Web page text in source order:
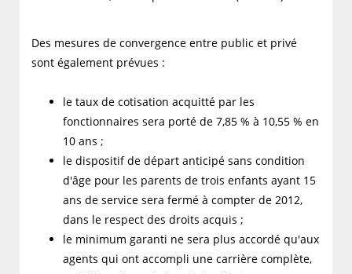
Des mesures de convergence entre public et privé
sont également prévues :
le taux de cotisation acquitté par les
fonctionnaires sera porté de 7,85 % à 10,55 % en
10 ans ;
le dispositif de départ anticipé sans condition
d'âge pour les parents de trois enfants ayant 15
ans de service sera fermé à compter de 2012,
dans le respect des droits acquis ;
le minimum garanti ne sera plus accordé qu'aux
agents qui ont accompli une carrière complète,